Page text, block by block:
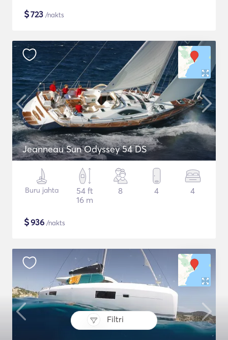
Filtri
$723 /nakts
Jeanneau Sun Odyssey 54 DS
Buru jahta
54 ft
16 m
8 4 4
$936 /nakts